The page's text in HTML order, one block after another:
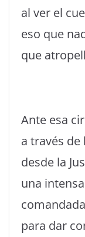
al ver el
eso que
que
Ante esa
a través de
desde la
una
para dar